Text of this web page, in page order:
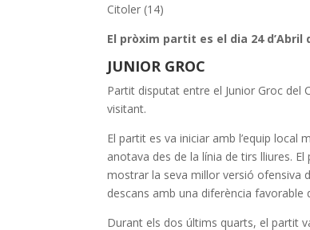
Citoler (14)
El pròxim partit es el dia 24
JUNIOR GROC
Partit disputat entre el Junior Groc del
visitant.
El partit es va iniciar amb l’equip
anotava des de la línia de tirs lliures.
mostrar la seva millor versió ofensiva
descans amb una diferència favorable
Durant els dos últims quarts, el partit